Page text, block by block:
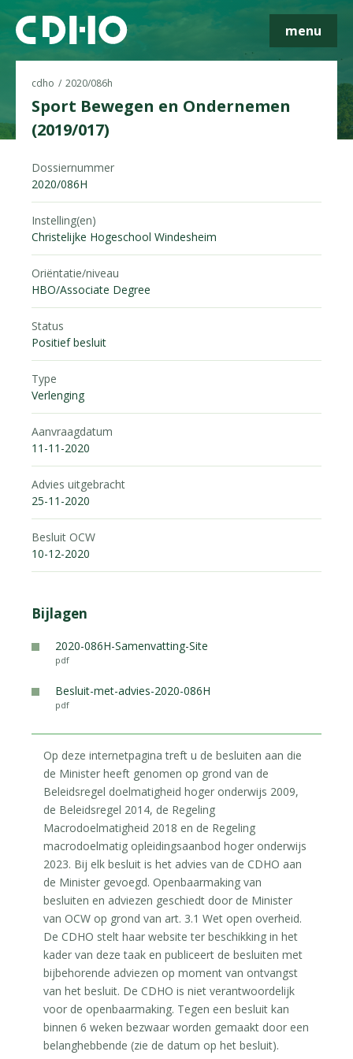
menu
cdho 2020/086h
Sport Bewegen en Ondernemen
(2019/017)
Dossiernummer
2020/086H
Instelling(en)
Christelijke Hogeschool Windesheim
Oriëntatie/niveau
HBO/Associate Degree
Status
Positief besluit
Type
Verlenging
Aanvraagdatum
11-11-2020
Advies uitgebracht
25-11-2020
Besluit OCW
10-12-2020
Bijlagen
2020-086H-Samenvatting-Site
pdf
Besluit-met-advies-2020-086H
pdf
Op deze internetpagina treft u de besluiten aan die
de Minister heeft genomen op grond van de
Beleidsregel doelmatigheid hoger onderwijs 2009,
de Beleidsregel 2014, de Regeling
Macrodoelmatigheid 2018 en de Regeling
macrodoelmatig opleidingsaanbod hoger onderwijs
2023. Bij elk besluit is het advies van de CDHO aan
de Minister gevoegd. Openbaarmaking van
besluiten en adviezen geschiedt door de Minister
van OCW op grond van art. 3.1 Wet open overheid.
De CDHO stelt haar website ter beschikking in het
kader van deze taak en publiceert de besluiten met
bijbehorende adviezen op moment van ontvangst
van het besluit. De CDHO is niet verantwoordelijk
voor de openbaarmaking. Tegen een besluit kan
binnen 6 weken bezwaar worden gemaakt door een
belanghebbende (zie de datum op het besluit).